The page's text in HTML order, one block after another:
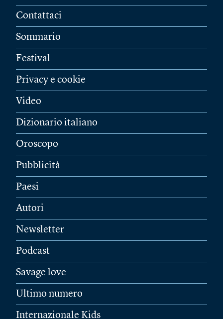
Contattaci
Sommario
Festival
Privacy e cookie
Video
Dizionario italiano
Oroscopo
Pubblicità
Paesi
Autori
Newsletter
Podcast
Savage love
Ultimo numero
Internazionale Kids